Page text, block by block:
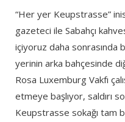
“Her yer Keupstrasse”
gazeteci ile Sabahçı
içiyoruz daha sonrasında
yerinin arka bahçesinde
Rosa Luxemburg Vakfı
etmeye başlıyor, saldırı
Keupstrasse sokağı tam